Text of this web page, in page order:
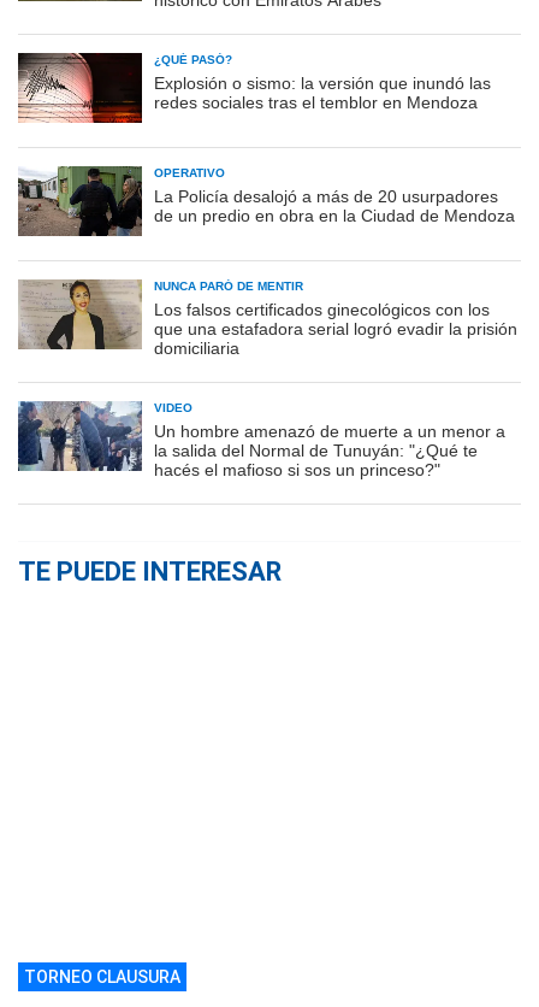
¿QUÉ PASÓ?
Explosión o sismo: la versión que inundó las
redes sociales tras el temblor en Mendoza
OPERATIVO
La Policía desalojó a más de 20 usurpadores
de un predio en obra en la Ciudad de Mendoza
NUNCA PARÓ DE MENTIR
Los falsos certificados ginecológicos con los
que una estafadora serial logró evadir la prisión
domiciliaria
VIDEO
Un hombre amenazó de muerte a un menor a
la salida del Normal de Tunuyán: "¿Qué te
hacés el mafioso si sos un princeso?"
TE PUEDE INTERESAR
TORNEO CLAUSURA